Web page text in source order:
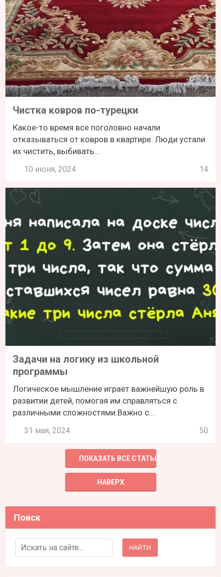
Чистка ковров по-турецки
Какое-то время все поголовно начали
отказываться от ковров в квартире. Люди устали
их чистить, выбивать...
10 июня, 2024 14
Задачи на логику из школьной
программы
Логическое мышление играет важнейшую роль в
развитии детей, помогая им справляться с
различными сложностями.Важно с...
31 мая, 2024 50
ПОКАЗАТЬ ВСЕ СТАТЬИ
НАВЕРХ
Поиск
Search for: